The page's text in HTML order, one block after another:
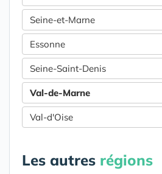
Seine-et-Marne
Essonne
Seine-Saint-Denis
Val-de-Marne
Val-d'Oise
Les autres régions